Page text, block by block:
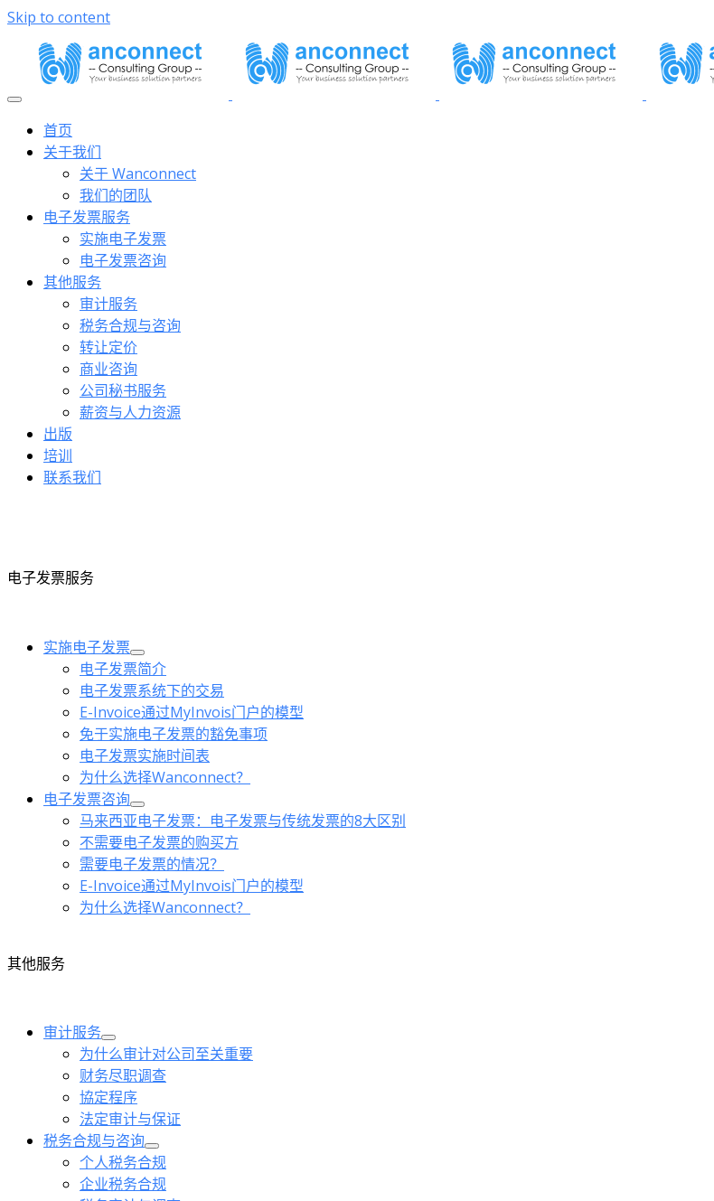
Skip to content
首页
关于我们
关于 Wanconnect
我们的团队
电子发票服务
实施电子发票
电子发票咨询
其他服务
审计服务
税务合规与咨询
转让定价
商业咨询
公司秘书服务
薪资与人力资源
出版
培训
联系我们
电子发票服务
实施电子发票
电子发票简介
电子发票系统下的交易
E-Invoice通过MyInvois门户的模型
免于实施电子发票的豁免事项
电子发票实施时间表
为什么选择Wanconnect？
电子发票咨询
马来西亚电子发票：电子发票与传统发票的8大区别
不需要电子发票的购买方
需要电子发票的情况？
E-Invoice通过MyInvois门户的模型
为什么选择Wanconnect？
其他服务
审计服务
为什么审计对公司至关重要
财务尽职调查
協定程序
法定审计与保证
税务合规与咨询
个人税务合规
企业税务合规